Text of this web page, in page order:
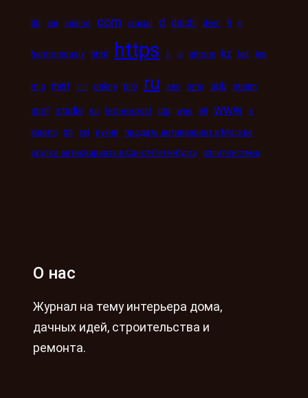
bb car casino com crucial d daichi dveri fi g
harmoniously html https ii iii iphone kz led les
mig mint mir online pro ru seo sms spb steam
stolf studio su technorosst utp was wi www x
xiaomi xn xxi кухни
продать антиквариат в Москве
скупка антиквариата в Санкт-Петербурге сплит-система
О нас
Журнал на тему интерьера дома,
дачных идей, строительства и
ремонта.